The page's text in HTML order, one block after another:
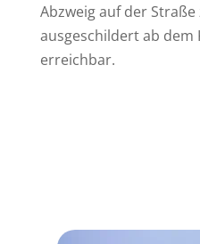
Abzweig auf der
ausgeschildert ab dem
erreichbar.